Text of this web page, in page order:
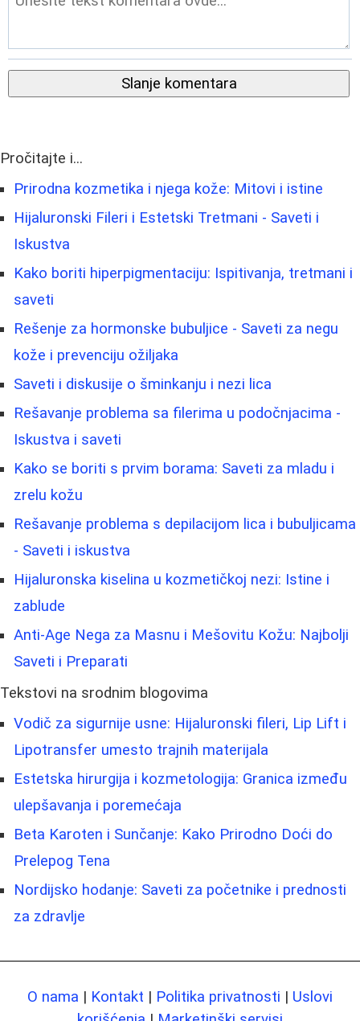
Slanje komentara
Pročitajte i...
Prirodna kozmetika i njega kože: Mitovi i istine
Hijaluronski Fileri i Estetski Tretmani - Saveti i
Iskustva
Kako boriti hiperpigmentaciju: Ispitivanja, tretmani i
saveti
Rešenje za hormonske bubuljice - Saveti za negu
kože i prevenciju ožiljaka
Saveti i diskusije o šminkanju i nezi lica
Rešavanje problema sa filerima u podočnjacima -
Iskustva i saveti
Kako se boriti s prvim borama: Saveti za mladu i
zrelu kožu
Rešavanje problema s depilacijom lica i bubuljicama
- Saveti i iskustva
Hijaluronska kiselina u kozmetičkoj nezi: Istine i
zablude
Anti-Age Nega za Masnu i Mešovitu Kožu: Najbolji
Saveti i Preparati
Tekstovi na srodnim blogovima
Vodič za sigurnije usne: Hijaluronski fileri, Lip Lift i
Lipotransfer umesto trajnih materijala
Estetska hirurgija i kozmetologija: Granica između
ulepšavanja i poremećaja
Beta Karoten i Sunčanje: Kako Prirodno Doći do
Prelepog Tena
Nordijsko hodanje: Saveti za početnike i prednosti
za zdravlje
O nama | Kontakt | Politika privatnosti | Uslovi